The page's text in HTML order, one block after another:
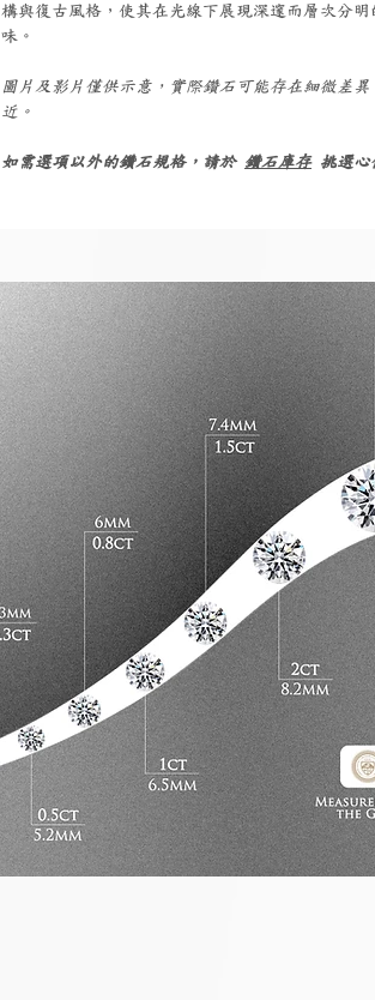
構與復古風格，使其在光線下展現深邃而層次分
味。
圖片及影片僅供示意，實際鑽石可能存在細微差
近。
如需選項以外的鑽石規格，請於 鑽石庫存挑選心